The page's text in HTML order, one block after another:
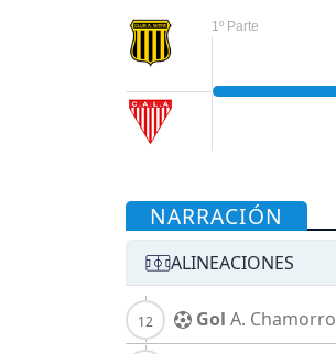
1º Parte
NARRACIÓN
ALINEACIONES
Gol A. Chamorro